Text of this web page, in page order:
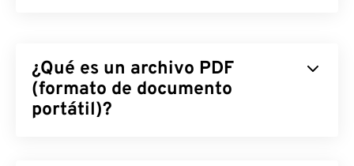
¿Qué es un archivo PDF
(formato de documento
portátil)?